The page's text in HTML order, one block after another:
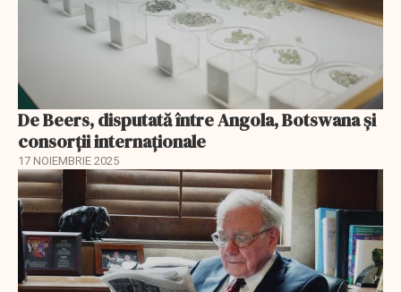
De Beers, disputată între Angola, Botswana și
consorții internaționale
17 NOIEMBRIE 2025